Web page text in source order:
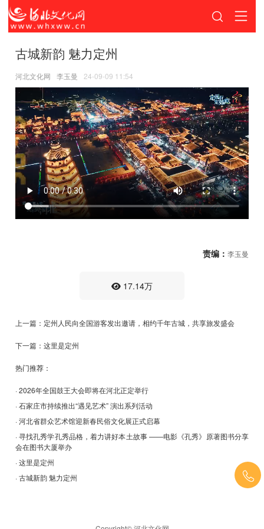
古城新韵 魅力定州
河北文化网 李玉曼 24-09-09 11:54
责编： 李玉曼
17.14万
上一篇：定州人民向全国游客发出邀请，相约千年古城，共享旅发盛会
下一篇：这里是定州
热门推荐：
· 2026年全国鼓王大会即将在河北正定举行
· 石家庄市持续推出“遇见艺术” 演出系列活动
· 河北省群众艺术馆迎新春民俗文化展正式启幕
· 寻找孔秀学孔秀品格，着力讲好本土故事 ——电影《孔秀》原著图书分享
会在图书大厦举办
· 这里是定州
· 古城新韵 魅力定州